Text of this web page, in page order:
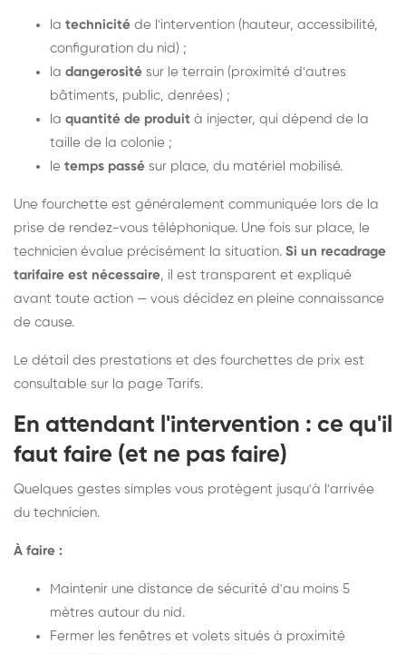
la technicité de l'intervention (hauteur, accessibilité,
configuration du nid) ;
la dangerosité sur le terrain (proximité d'autres
bâtiments, public, denrées) ;
la quantité de produit à injecter, qui dépend de la
taille de la colonie ;
le temps passé sur place, du matériel mobilisé.
Une fourchette est généralement communiquée lors de la
prise de rendez-vous téléphonique. Une fois sur place, le
technicien évalue précisément la situation. Si un recadrage
tarifaire est nécessaire, il est transparent et expliqué
avant toute action — vous décidez en pleine connaissance
de cause.
Le détail des prestations et des fourchettes de prix est
consultable sur la page Tarifs.
En attendant l'intervention : ce qu'il
faut faire (et ne pas faire)
Quelques gestes simples vous protègent jusqu'à l'arrivée
du technicien.
À faire :
Maintenir une distance de sécurité d'au moins 5
mètres autour du nid.
Fermer les fenêtres et volets situés à proximité